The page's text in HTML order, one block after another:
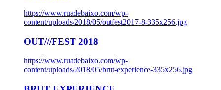
https://www.ruadebaixo.com/wp-
content/uploads/2018/05/outfest2017-8-335x256.jpg
OUT///FEST 2018
https://www.ruadebaixo.com/wp-
content/uploads/2018/05/brut-experience-335x256.jpg